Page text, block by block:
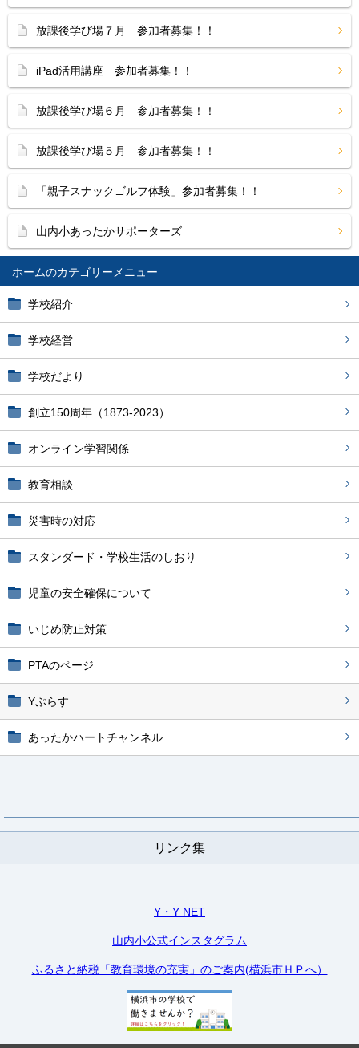
ホーム
学校紹介
学校経営
学校だより
創立150周年（1873-2023）
オンライン学習関係
教育相談
災害時の対応
スタンダード・学校生活のしおり
児童の安全確保について
いじめ防止対策
PTAのページ
Yぷらす
あったかハートチャンネル
リンク集
Y・Y NET
山内小公式インスタグラム
ふるさと納税「教育環境の充実」のご案内(横浜市ＨＰへ）
放課後学び場７月 参加者募集！！
iPad活用講座 参加者募集！！
放課後学び場６月 参加者募集！！
放課後学び場５月 参加者募集！！
「親子スナックゴルフ体験」参加者募集！！
山内小あったかサポーターズ